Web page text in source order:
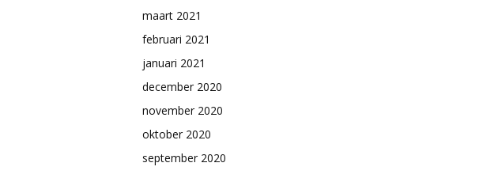
maart 2021
februari 2021
januari 2021
december 2020
november 2020
oktober 2020
september 2020